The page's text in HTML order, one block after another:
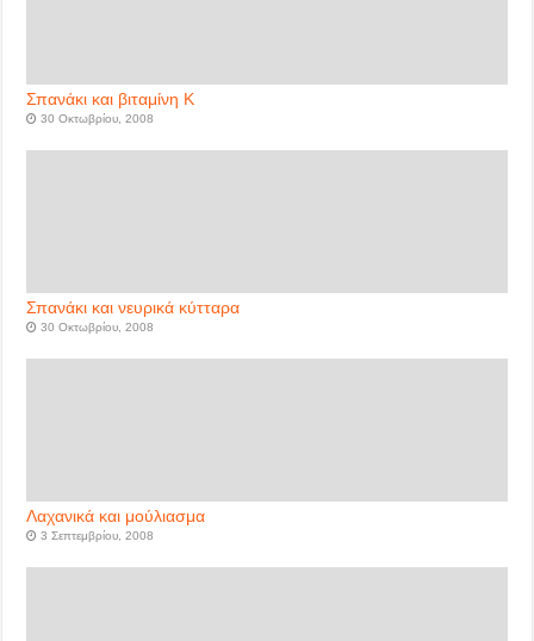
Σπανάκι και βιταμίνη Κ
30 Οκτωβρίου, 2008
Σπανάκι και νευρικά κύτταρα
30 Οκτωβρίου, 2008
Λαχανικά και μούλιασμα
3 Σεπτεμβρίου, 2008